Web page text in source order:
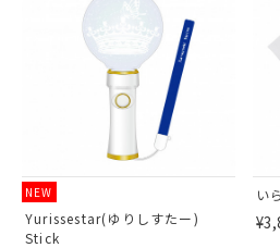
NEW
Yurissestar(ゆりしすたー)
Stick
い